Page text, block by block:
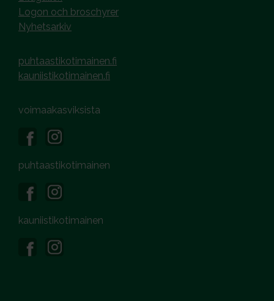
Logon och broschyrer
Nyhetsarkiv
puhtaastikotimainen.fi
kauniistikotimainen.fi
voimaakasviksista
puhtaastikotimainen
kauniistikotimainen